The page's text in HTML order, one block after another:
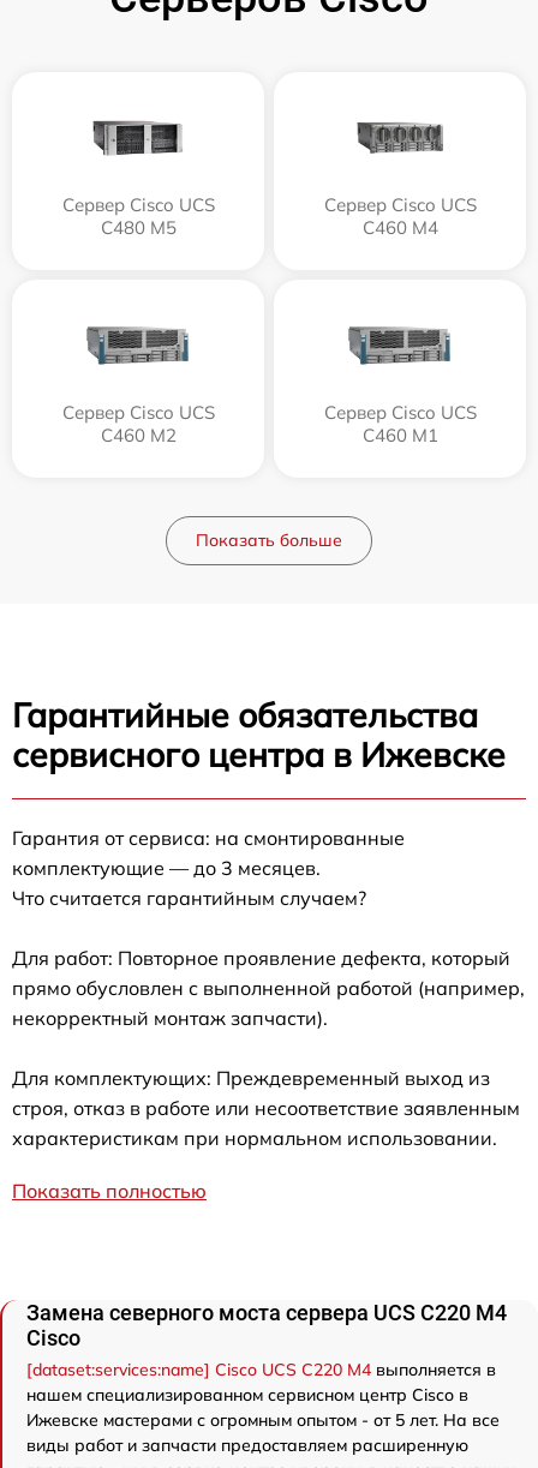
Сервер Cisco UCS
C480 M5
Сервер Cisco UCS
C460 M4
Сервер Cisco UCS
C460 M2
Сервер Cisco UCS
C460 M1
Показать больше
Гарантийные обязательства
сервисного центра в Ижевске
Гарантия от сервиса: на смонтированные
комплектующие — до 3 месяцев.
Что считается гарантийным случаем?
Для работ: Повторное проявление дефекта, который
прямо обусловлен с выполненной работой (например,
некорректный монтаж запчасти).
Для комплектующих: Преждевременный выход из
строя, отказ в работе или несоответствие заявленным
характеристикам при нормальном использовании.
Показать полностью
Замена северного моста сервера UCS C220 M4
Cisco
[dataset:services:name] Cisco UCS C220 M4 выполняется в
нашем специализированном сервисном центр Cisco в
Ижевске мастерами с огромным опытом - от 5 лет. На все
виды работ и запчасти предоставляем расширенную